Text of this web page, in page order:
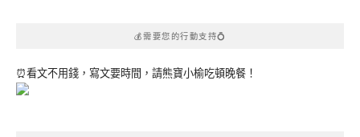
💰需要您的行動支持💍
⏰看文不用錢，寫文要時間，請熊寶小榆吃頓晚餐！